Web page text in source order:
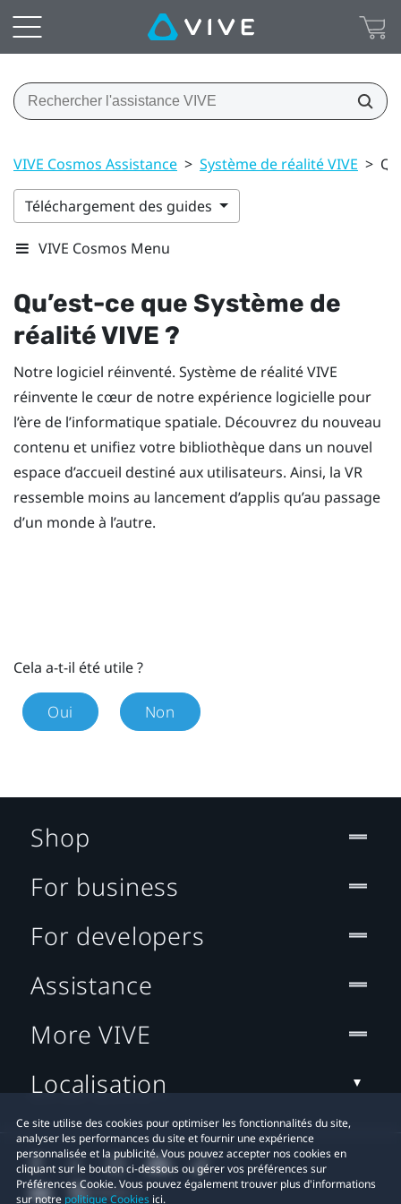
VIVE Cosmos Assistance > Système de réalité VIVE >
Téléchargement des guides
VIVE Cosmos Menu
Qu’est-ce que Système de
réalité VIVE ?
Notre logiciel réinventé. Système de réalité VIVE
réinvente le cœur de notre expérience logicielle pour
l’ère de l’informatique spatiale. Découvrez du nouveau
contenu et unifiez votre bibliothèque dans un nouvel
espace d’accueil destiné aux utilisateurs. Ainsi, la VR
ressemble moins au lancement d’applis qu’au passage
d’un monde à l’autre.
Cela a-t-il été utile ?
Oui Non
Ce site utilise des cookies pour optimiser les fonctionnalités du site,
analyser les performances du site et fournir une expérience
personnalisée et la publicité. Vous pouvez accepter nos cookies en
cliquant sur le bouton ci-dessous ou gérer vos préférences sur
Préférences Cookie. Vous pouvez également trouver plus d'informations
sur notre politique Cookies ici.
Shop
For business
For developers
Assistance
More VIVE
Localisation